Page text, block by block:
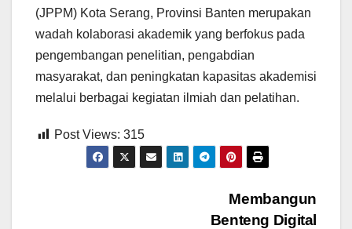
(JPPM) Kota Serang, Provinsi Banten merupakan
wadah kolaborasi akademik yang berfokus pada
pengembangan penelitian, pengabdian
masyarakat, dan peningkatan kapasitas akademisi
melalui berbagai kegiatan ilmiah dan pelatihan.
Post Views: 315
Membangun
Benteng Digital